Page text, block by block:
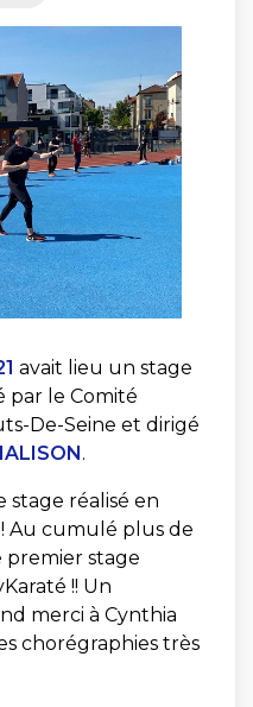
avait lieu un stage
par le Comité
De-Seine et dirigé
.
stage réalisé en
Au cumulé plus de
premier stage
!! Un
merci à Cynthia
chorégraphies très